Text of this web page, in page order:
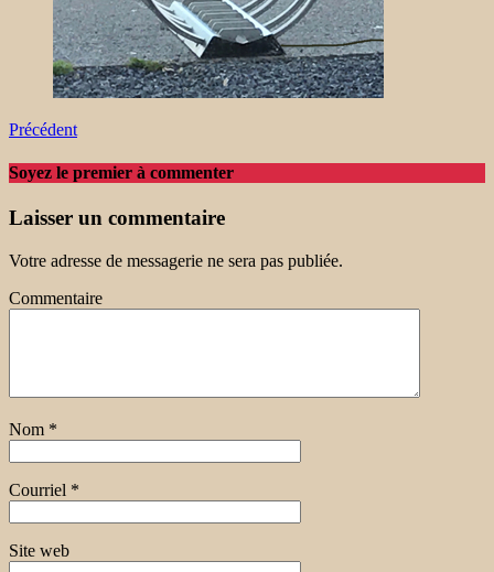
Précédent
Soyez le premier à commenter
Laisser un commentaire
Votre adresse de messagerie ne sera pas publiée.
Commentaire
Nom *
Courriel *
Site web